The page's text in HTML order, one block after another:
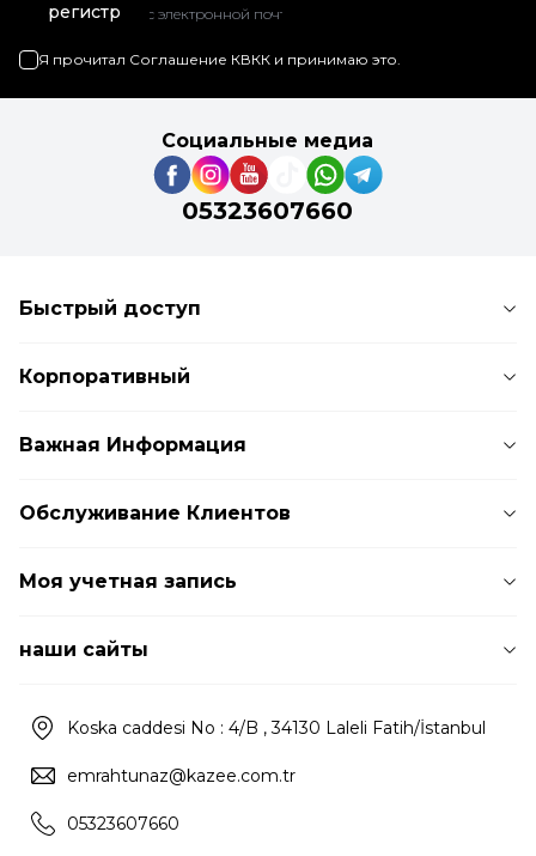
регистр
Я прочитал Соглашение КВКК и принимаю это.
Социальные медиа
05323607660
Быстрый доступ
Корпоративный
Важная Информация
Обслуживание Клиентов
Моя учетная запись
наши сайты
Koska caddesi No : 4/B , 34130 Laleli Fatih/İstanbul
emrahtunaz@kazee.com.tr
05323607660